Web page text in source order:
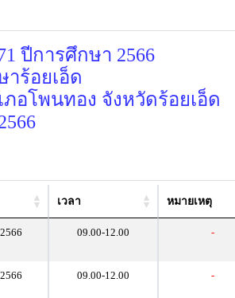
ปีการศึกษา 2566
ร้อยเอ็ด
อโพนทอง จังหวัดร้อยเอ็ด
เวลา หมายเหตุ
09.00-12.00 -
09.00-12.00 -